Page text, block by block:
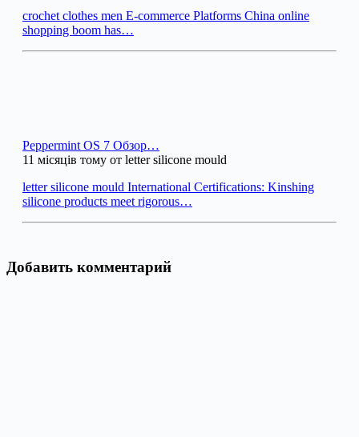
crochet clothes men E-commerce Platforms China online
shopping boom has…
Peppermint OS 7 Обзор…
11 місяців тому от letter silicone mould
letter silicone mould International Certifications: Kinshing
silicone products meet rigorous…
Добавить комментарий